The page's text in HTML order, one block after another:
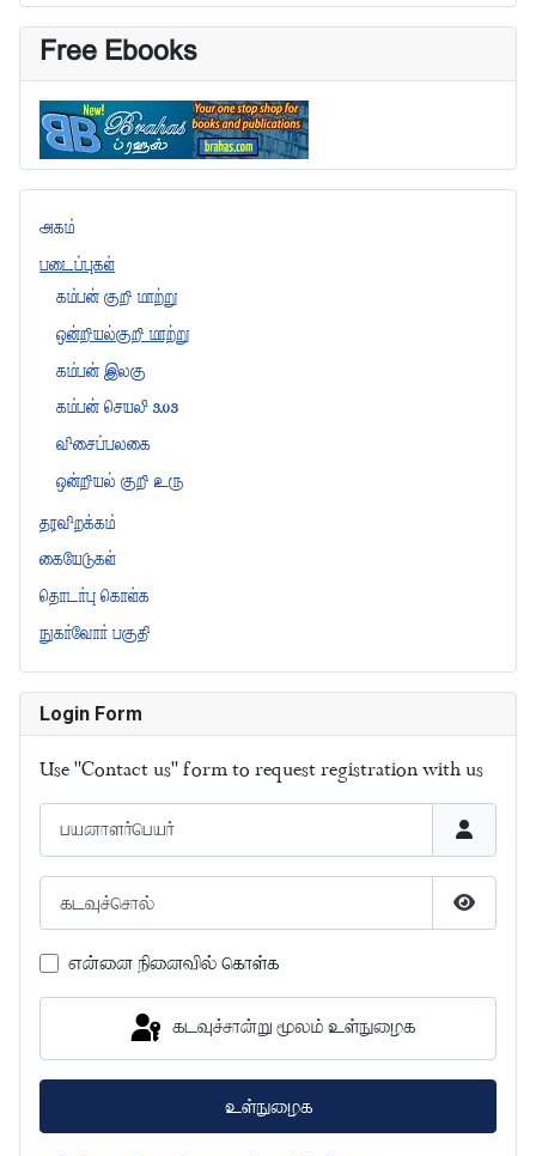
Free Ebooks
அகம்
படைப்புகள்
கம்பன் குறி மாற்று
ஒன்றியல்குறி மாற்று
கம்பன் இலகு
கம்பன் செயலி 3.03
விசைப்பலகை
ஒன்றியல் குறி உரு
தரவிறக்கம்
கையேடுகள்
தொடர்பு கொள்க
நுகர்வோர் பகுதி
Login Form
Use "Contact us" form to request registration with us
என்னை நினைவில் கொள்க
கடவுச்சான்று மூலம் உள்நுழைக
உள்நுழைக